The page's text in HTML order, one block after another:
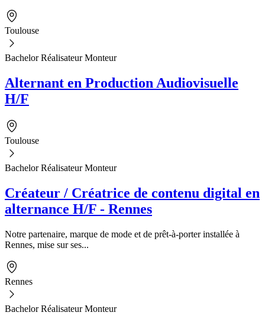
Toulouse
Bachelor Réalisateur Monteur
Alternant en Production Audiovisuelle
H/F
Toulouse
Bachelor Réalisateur Monteur
Créateur / Créatrice de contenu digital en
alternance H/F - Rennes
Notre partenaire, marque de mode et de prêt-à-porter installée à
Rennes, mise sur ses...
Rennes
Bachelor Réalisateur Monteur